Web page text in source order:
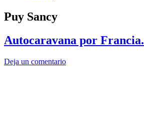
Puy Sancy
Autocaravana por Francia.
Deja un comentario